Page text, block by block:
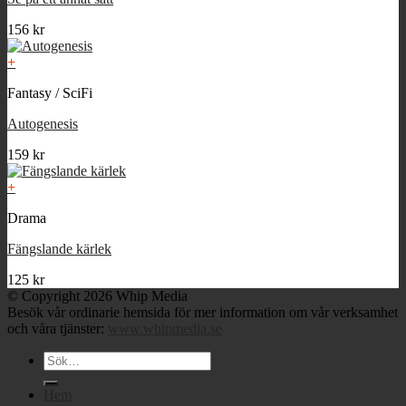
156 kr
+
Fantasy / SciFi
Autogenesis
159 kr
+
Drama
Fängslande kärlek
125 kr
© Copyright 2026 Whip Media
Besök vår ordinarie hemsida för mer information om vår verksamhet
och våra tjänster:
Sök
efter: